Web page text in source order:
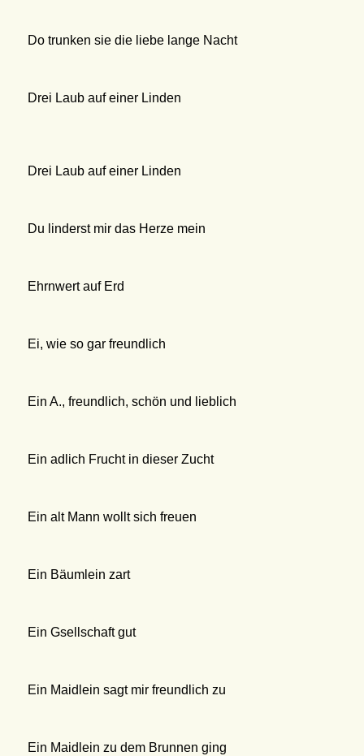
Do trunken sie die liebe lange Nacht
Drei Laub auf einer Linden
Drei Laub auf einer Linden
Du linderst mir das Herze mein
Ehrnwert auf Erd
Ei, wie so gar freundlich
Ein A., freundlich, schön und lieblich
Ein adlich Frucht in dieser Zucht
Ein alt Mann wollt sich freuen
Ein Bäumlein zart
Ein Gsellschaft gut
Ein Maidlein sagt mir freundlich zu
Ein Maidlein zu dem Brunnen ging